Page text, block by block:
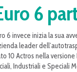
6
6 invece inizia la sua
leader
10 Actros nella versione
Industriali e Speciali